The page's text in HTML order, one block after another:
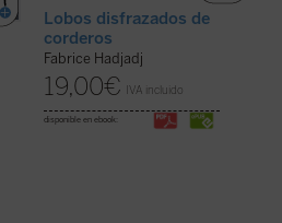
Lobos disfrazados de
corderos
Fabrice Hadjadj
19,00€ IVA incluido
disponible en ebook: